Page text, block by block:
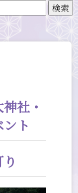
検索
社・
ト